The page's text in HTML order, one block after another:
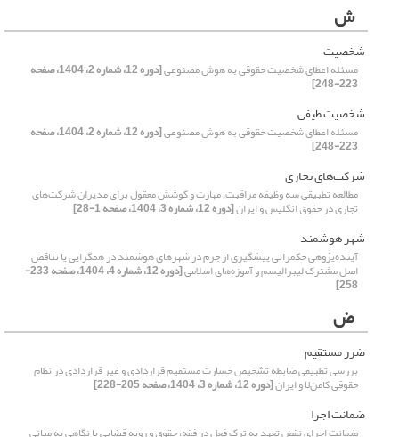
ش
شخصیت
مسئله اعطای شخصیت حقوقی به هوش مصنوعی [دوره 12، شماره 2، 1404، صفحه
223-248]
شخصیت طیفی
مسئله اعطای شخصیت حقوقی به هوش مصنوعی [دوره 12، شماره 2، 1404، صفحه
223-248]
شرکت‌های تجاری
مطالعه تطبیقی سه وظیفه مراقبت، مهارت و کوشش معقول برای مدیران شرکت‌های
تجاری در حقوق انگلیس و ایران[دوره 12، شماره 3، 1404، صفحه 1-28]
شهر هوشمند
آینده‌پژوهی حکمرانی پیشگیری از جرم در شهرهای هوشمند در همگرایی یا تناقض
اصل مشترک لیبرالیسم و آموزه‌های اسلامی [دوره 12، شماره 4، 1404، صفحه 233-
258]
ض
ضرر مستقیم
بررسی تطبیقی ضابطه تشخیص خسارت مستقیم قراردادی و غیر قراردادی در نظام
حقوقی کامن‌لا و ایران[دوره 12، شماره 3، 1404، صفحه 205-228]
ضمانت اجرا